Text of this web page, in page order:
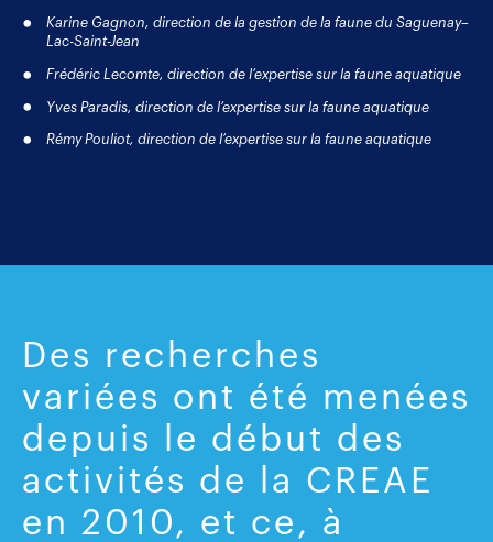
Karine Gagnon, direction de la gestion de la faune du Saguenay–
Lac-Saint-Jean
Frédéric Lecomte, direction de l’expertise sur la faune aquatique
Yves Paradis, direction de l’expertise sur la faune aquatique
Rémy Pouliot, direction de l’expertise sur la faune aquatique
Des recherches
variées ont été menées
depuis le début des
activités de la CREAE
en 2010, et ce, à